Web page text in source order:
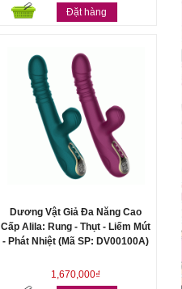
Đặt hàng
Dương Vật Giả Đa Năng Cao
Cấp Alila: Rung - Thụt - Liếm Mút
- Phát Nhiệt (Mã SP: DV00100A)
1,670,000₫